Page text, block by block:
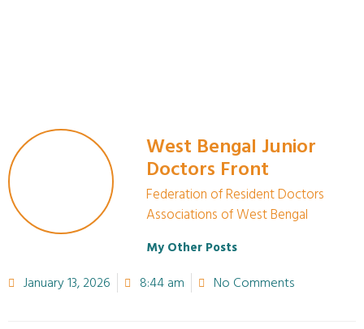
West Bengal Junior
Doctors Front
Federation of Resident Doctors
Associations of West Bengal
My Other Posts
January 13, 2026 8:44 am No Comments